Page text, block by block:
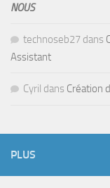
NOUS
technoseb27 dans
Assistant
Cyril dans Création
PLUS